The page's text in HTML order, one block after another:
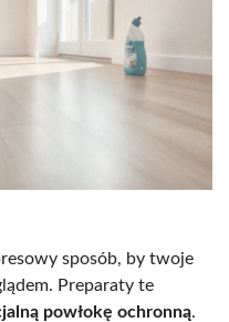
sposób, by twoje
Preparaty te
powłokę ochronną.